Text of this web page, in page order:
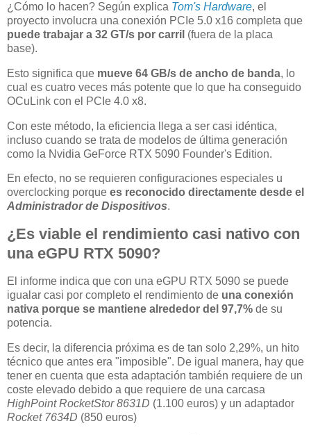
¿Cómo lo hacen? Según explica Tom's Hardware, el
proyecto involucra una conexión PCIe 5.0 x16 completa que
puede trabajar a 32 GT/s por carril (fuera de la placa
base).
Esto significa que mueve 64 GB/s de ancho de banda, lo
cual es cuatro veces más potente que lo que ha conseguido
OCuLink con el PCIe 4.0 x8.
Con este método, la eficiencia llega a ser casi idéntica,
incluso cuando se trata de modelos de última generación
como la Nvidia GeForce RTX 5090 Founder's Edition.
En efecto, no se requieren configuraciones especiales u
overclocking porque es reconocido directamente desde el
Administrador de Dispositivos.
¿Es viable el rendimiento casi nativo con
una eGPU RTX 5090?
El informe indica que con una eGPU RTX 5090 se puede
igualar casi por completo el rendimiento de una conexión
nativa porque se mantiene alrededor del 97,7% de su
potencia.
Es decir, la diferencia próxima es de tan solo 2,29%, un hito
técnico que antes era "imposible". De igual manera, hay que
tener en cuenta que esta adaptación también requiere de un
coste elevado debido a que requiere de una carcasa
HighPoint RocketStor 8631D (1.100 euros) y un adaptador
Rocket 7634D (850 euros)